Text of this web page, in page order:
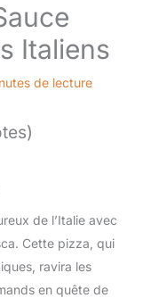
Italiens
de lecture
de l’Italie avec
Cette pizza, qui
ravira les
en quête de